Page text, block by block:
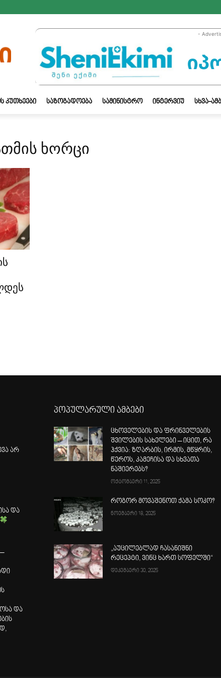
-
ᲙᲣᲗᲮᲔᲔᲑᲘ ᲡᲐᲖᲝᲒᲐᲓᲝᲔᲑᲐ ᲡᲐᲛᲘᲜᲘᲡᲢᲠᲝ ᲘᲜᲢᲔᲠᲕᲘᲣ ᲡᲮᲕᲐ-
ხორცი
არ
და
და
პოპულარული ამბები
ცხოველების და ფრინველების
შვილების სახელები – იცით, რა
ჰქვია: ზღარბის, ირმის, მწყრის,
წეროს, კამეჩისა და სხვათა
ნაშიერებს?
ოქტომბერი 11, 2025
როგორ მოვაშენოთ ქამა სოკო?
ნოემბერი 18, 2025
„აუცილებლად ჩასანიშნი
რეცეპტი, ვინც ხართ სოფელში“
დეკემბერი 30, 2025